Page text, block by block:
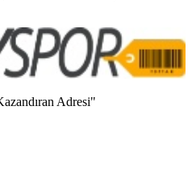
Adresi"